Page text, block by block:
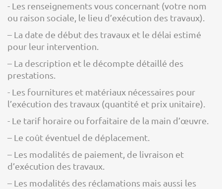
- Les renseignements vous concernant (votre nom
ou raison sociale, le lieu d’exécution des travaux).
– La date de début des travaux et le délai estimé
pour leur intervention.
– La description et le décompte détaillé des
prestations.
- Les fournitures et matériaux nécessaires pour
l’exécution des travaux (quantité et prix unitaire).
- Le tarif horaire ou forfaitaire de la main d’œuvre.
– Le coût éventuel de déplacement.
– Les modalités de paiement, de livraison et
d’exécution des travaux.
– Les modalités des réclamations mais aussi les